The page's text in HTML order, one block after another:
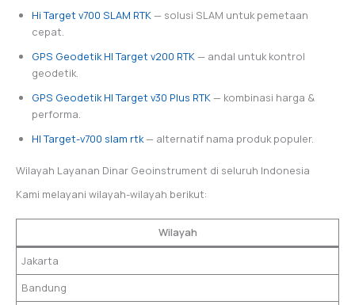
Hi Target v700 SLAM RTK— solusi SLAM untuk pemetaan
cepat.
GPS Geodetik HI Target v200 RTK— andal untuk kontrol
geodetik.
GPS Geodetik HI Target v30 Plus RTK— kombinasi harga &
performa.
HI Target-v700 slam rtk— alternatif nama produk populer.
Wilayah Layanan Dinar Geoinstrument di seluruh Indonesia
Kami melayani wilayah-wilayah berikut:
Wilayah
Jakarta
Bandung